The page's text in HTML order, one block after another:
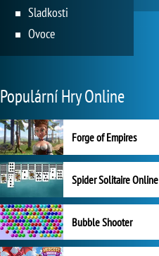
Sladkosti
Ovoce
Populární Hry Online
Forge of Empires
Spider Solitaire Online
Bubble Shooter